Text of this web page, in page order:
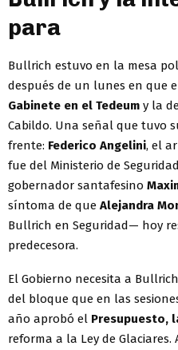
para
Bullrich estuvo en la mesa
después de un lunes en que
Gabinete en el Tedeum y la
Cabildo. Una señal que tuvo
frente: Federico Angelini, el
fue del Ministerio de
gobernador santafesino
síntoma de que Alejandra
Bullrich en Seguridad— hoy
predecesora.
El Gobierno necesita a
del bloque que en las
año aprobó el Presupuesto,
reforma a la Ley de Glaciares.